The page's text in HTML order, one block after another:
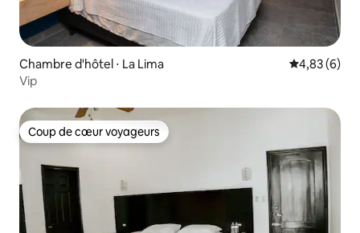
Chambre d'hôtel ⋅ La Lima Évaluation
4,83 (6)
Vip
Coup de cœur voyageurs
Coup de cœur voyageurs